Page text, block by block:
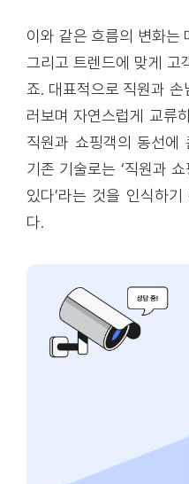
이와 같은 흐름의 변화는
그리고 트렌드에 맞게 고
죠. 대표적으로 직원과
러보며 자연스럽게 교류
직원과 쇼핑객의 동선에
기존 기술로는 ‘직원과
있다’라는 것을 인식하
다.